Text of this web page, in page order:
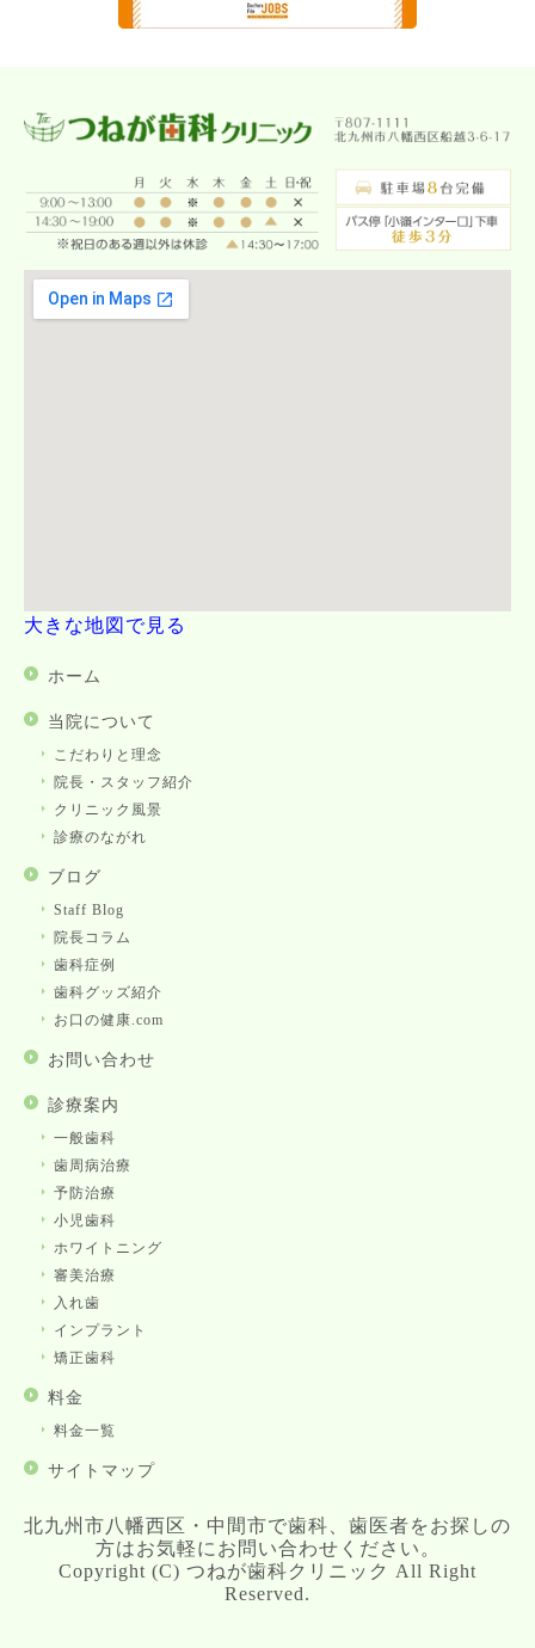
大きな地図で見る
ホーム
当院について
こだわりと理念
院長・スタッフ紹介
クリニック風景
診療のながれ
ブログ
Staff Blog
院長コラム
歯科症例
歯科グッズ紹介
お口の健康.com
お問い合わせ
診療案内
一般歯科
歯周病治療
予防治療
小児歯科
ホワイトニング
審美治療
入れ歯
インプラント
矯正歯科
料金
料金一覧
サイトマップ
北九州市八幡西区・中間市で歯科、歯医者をお探しの
方はお気軽にお問い合わせください。
Copyright (C) つねが歯科クリニック All Right
Reserved.